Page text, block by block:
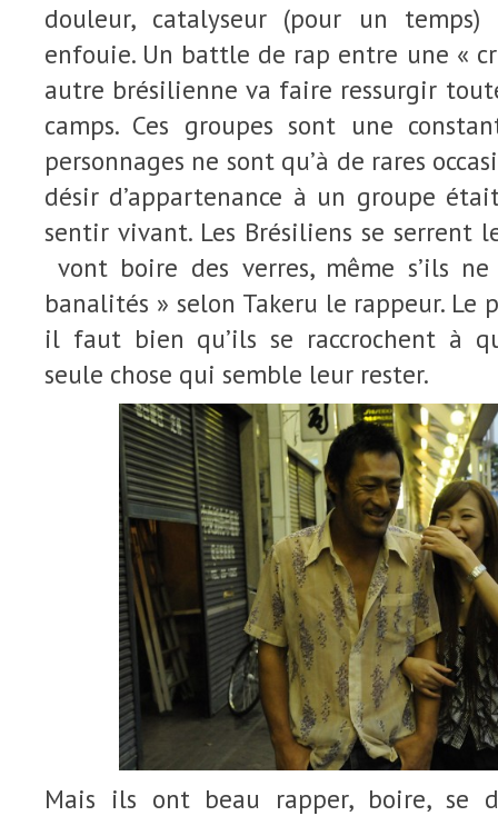
douleur, catalyseur (pour un
enfouie. Un battle de rap entre une «
autre brésilienne va faire ressurgir
camps. Ces groupes sont une
personnages ne sont qu’à de rares
désir d’appartenance à un groupe
sentir vivant. Les Brésiliens se serrent
vont boire des verres, même s’ils
banalités » selon Takeru le rappeur. Le
il faut bien qu’ils se raccrochent à
seule chose qui semble leur rester.
Mais ils ont beau rapper, boire, se